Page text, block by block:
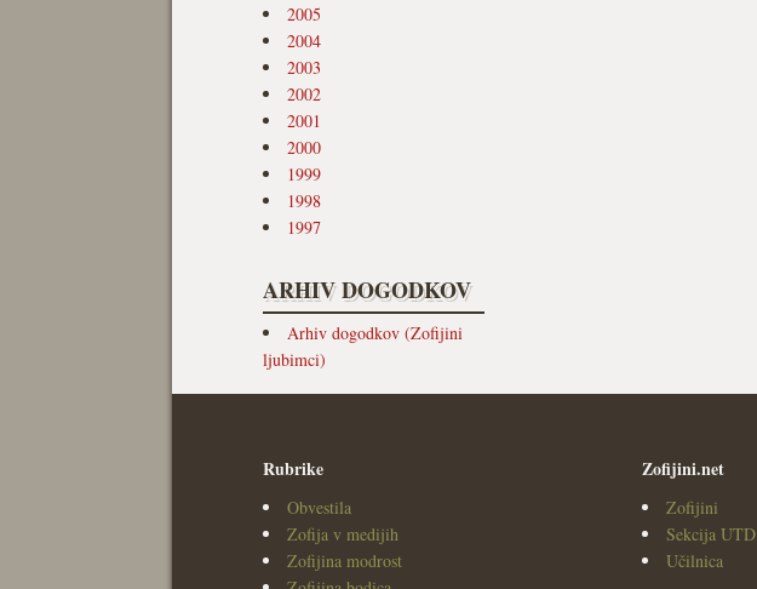
2005
2004
2003
2002
2001
2000
1999
1998
1997
ARHIV DOGODKOV
Arhiv dogodkov (Zofijini
ljubimci)
Rubrike
Obvestila
Zofija v medijih
Zofijina modrost
Zofijini.net
Zofijini
Sekcija UTD
Učilnica